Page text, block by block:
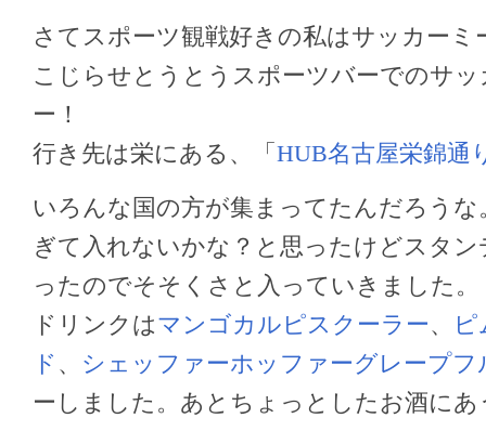
さてスポーツ観戦好きの私はサッカーミ
こじらせとうとうスポーツバーでのサ
ー！
行き先は栄にある、「 HUB名古屋栄錦通
いろんな国の方が集まってたんだろうな
ぎて入れないかな？と思ったけどスタ
ったのでそそくさと入っていきました。
ドリンクはマンゴカルピスクーラー、
ド 、 シェッファーホッファーグレープフ
ーしました。あとちょっとしたお酒に